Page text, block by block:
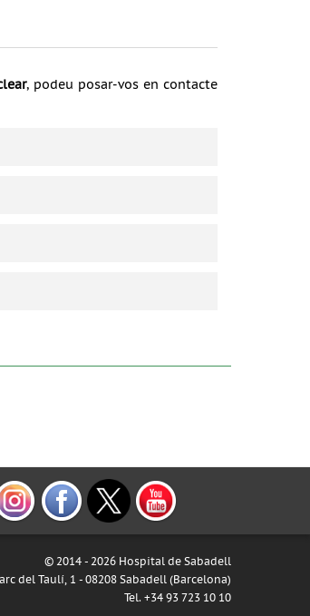
, podeu posar-vos en contacte
© 2014 - 2026 Hospital de Sabadell
del Taulí, 1 - 08208 Sabadell (Barcelona)
Tel. +34 93 723 10 10